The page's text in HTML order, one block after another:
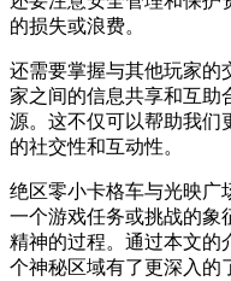
的损失或浪费。
还需要掌握与其他玩家的
家之间的信息共享和互助
源。这不仅可以帮助我们
的社交性和互动性。
绝区零小卡格车与光映广
一个游戏任务或挑战的象
精神的过程。通过本文的
个神秘区域有了更深入的